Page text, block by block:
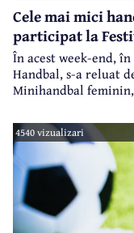
Cele mai mici
participat la
În acest week-end,
Handbal, s-a reluat
Minihandbal
participat peste
toată țara.
4540 vizualizari